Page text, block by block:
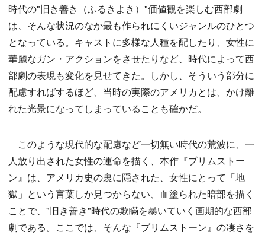
時代の"旧き善き（ふるきよき）"価値観を楽しむ西部劇
は、そんな状況のなか最も作られにくいジャンルのひとつ
となっている。キャストに多様な人種を配したり、女性に
華麗なガン・アクションをさせたりなど、時代によって西
部劇の表現も変化を見せてきた。しかし、そういう部分に
配慮すればするほど、当時の実際のアメリカとは、かけ離
れた光景になってしまっていることも確かだ。
このような現代的な配慮など一切無い時代の荒波に、一
人放り出された女性の運命を描く、本作『ブリムストー
ン』は、アメリカ史の裏に隠された、女性にとって「地
獄」という言葉しか見つからない、血塗られた暗部を描く
ことで、"旧き善き"時代の欺瞞を暴いていく画期的な西部
劇である。ここでは、そんな『ブリムストーン』の凄さを